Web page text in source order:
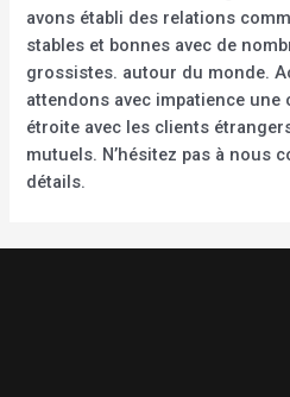
avons établi des relations
stables et bonnes avec de
grossistes. autour du monde.
attendons avec impatience
étroite avec les clients
mutuels. N’hésitez pas à nous
détails.